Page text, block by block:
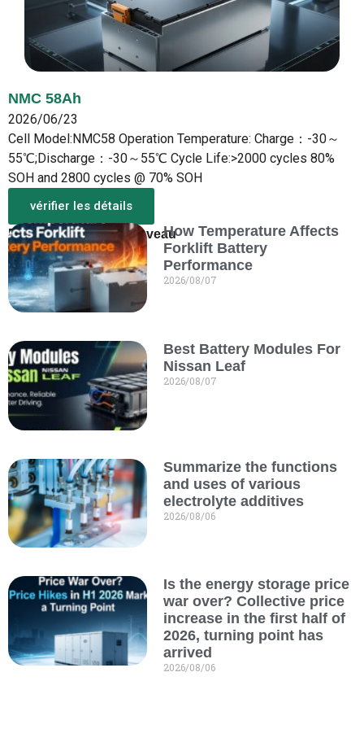
NMC 58Ah
2026/06/23
Cell Model:NMC58 Operation Temperature: Charge：-30～
55℃;Discharge：-30～55℃ Cycle Life:>2000 cycles 80%
SOH and 2800 cycles @ 70% SOH
vérifier les détails
Plus d'infos sur le nouveauHow Temperature Affects
Forklift Battery
Performance
2026/08/07
Best Battery Modules For
Nissan Leaf
2026/08/07
Summarize the functions
and uses of various
electrolyte additives
2026/08/06
Is the energy storage price
war over? Collective price
increase in the first half of
2026, turning point has
arrived
2026/08/06